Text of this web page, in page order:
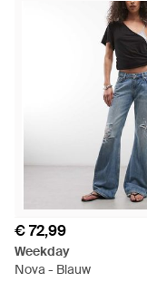
€ 72,99
Weekday
Nova - Blauw